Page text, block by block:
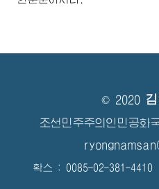
© 2020
조선민주주의인민공화
확스 : 0085-02-381-